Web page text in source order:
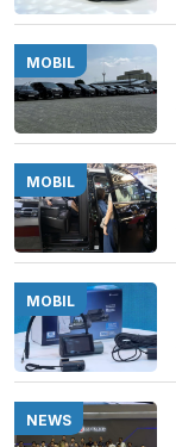
MOBIL
MOBIL
MOBIL
NEWS